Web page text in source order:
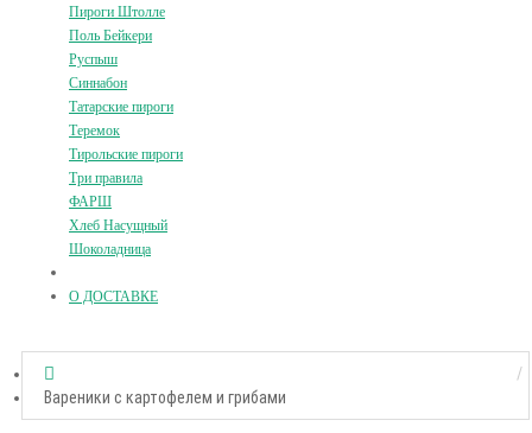
Пироги Штолле
Поль Бейкери
Руспыш
Синнабон
Татарские пироги
Теремок
Тирольские пироги
Три правила
ФАРШ
Хлеб Насущный
Шоколадница
О ДОСТАВКЕ
Вареники с картофелем и грибами